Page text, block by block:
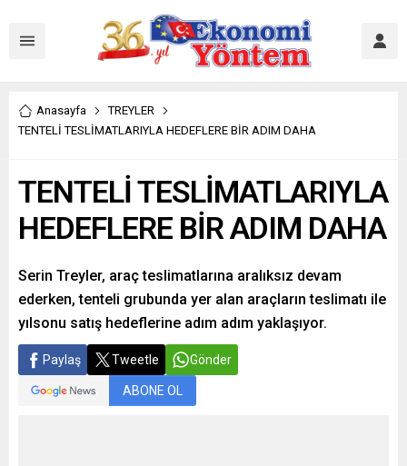
Anasayfa
TREYLER
TENTELİ TESLİMATLARIYLA HEDEFLERE BİR ADIM DAHA
TENTELİ TESLİMATLARIYLA
HEDEFLERE BİR ADIM DAHA
Serin Treyler, araç teslimatlarına aralıksız devam
ederken, tenteli grubunda yer alan araçların teslimatı ile
yılsonu satış hedeflerine adım adım yaklaşıyor.
Paylaş Tweetle Gönder
ABONE OL